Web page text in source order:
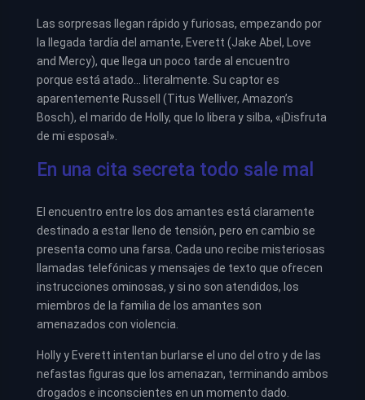
Las sorpresas llegan rápido y furiosas, empezando por
la llegada tardía del amante, Everett (Jake Abel, Love
and Mercy), que llega un poco tarde al encuentro
porque está atado… literalmente. Su captor es
aparentemente Russell (Titus Welliver, Amazon’s
Bosch), el marido de Holly, que lo libera y silba, «¡Disfruta
de mi esposa!».
En una cita secreta todo sale mal
El encuentro entre los dos amantes está claramente
destinado a estar lleno de tensión, pero en cambio se
presenta como una farsa. Cada uno recibe misteriosas
llamadas telefónicas y mensajes de texto que ofrecen
instrucciones ominosas, y si no son atendidos, los
miembros de la familia de los amantes son
amenazados con violencia.
Holly y Everett intentan burlarse el uno del otro y de las
nefastas figuras que los amenazan, terminando ambos
drogados e inconscientes en un momento dado.